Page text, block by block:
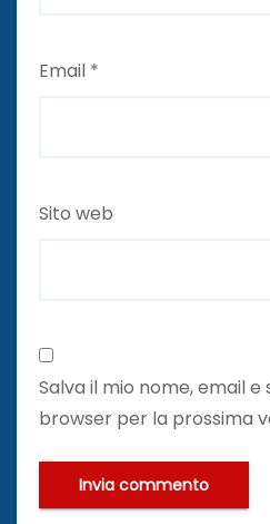
Email *
Sito web
Salva il mio nome, email
browser per la prossima